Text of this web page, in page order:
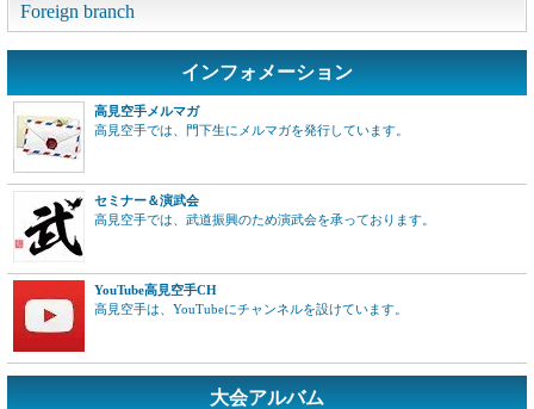
Foreign branch
インフォメーション
高見空手メルマガ
高見空手では、門下生にメルマガを発行しています。
セミナー＆演武会
高見空手では、武道振興のため演武会を承っております。
YouTube高見空手CH
高見空手は、YouTubeにチャンネルを設けています。
大会アルバム